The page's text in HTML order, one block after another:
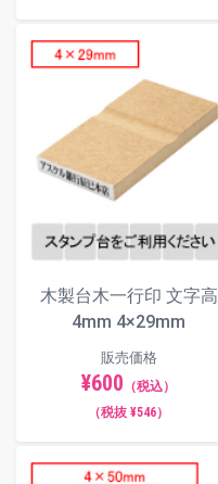
木製台木一行印 文字高
4mm 4×29mm
販売価格
¥600 （税込）
（税抜 ¥546）